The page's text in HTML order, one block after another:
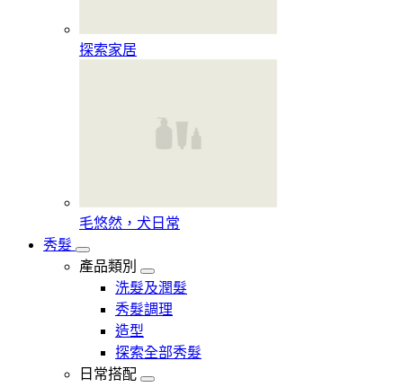
探索家居
毛悠然，犬日常
秀髮
產品類別
洗髮及潤髮
秀髮調理
造型
探索全部秀髮
日常搭配